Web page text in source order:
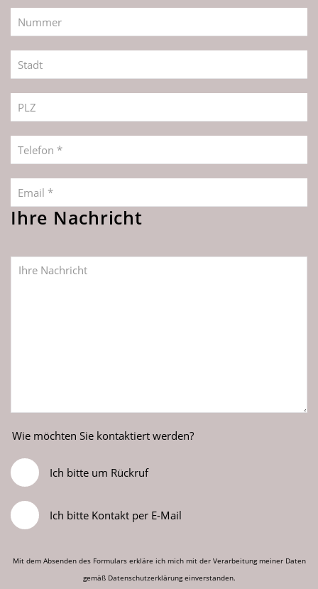
Nummer
Stadt
PLZ
Telefon *
Email *
Ihre Nachricht
Ihre Nachricht
Wie möchten Sie kontaktiert werden?
Ich bitte um Rückruf
Ich bitte Kontakt per E-Mail
Mit dem Absenden des Formulars erkläre ich mich mit der Verarbeitung meiner Daten
gemäß Datenschutzerklärungeinverstanden.